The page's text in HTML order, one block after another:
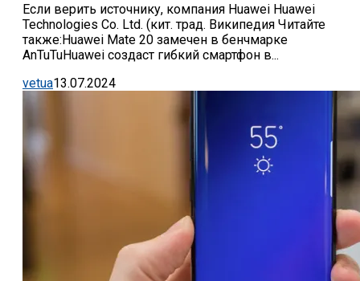
Если верить источнику, компания Huawei Huawei
Technologies Co. Ltd. (кит. трад. Википедия Читайте
также:Huawei Mate 20 замечен в бенчмарке
AnTuTuHuawei создаст гибкий смартфон в...
vetua13.07.2024